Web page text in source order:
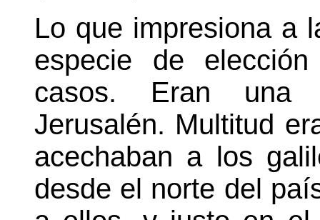
Lo que impresiona a
especie de
casos. Eran una
Jerusalén. Multitud
acechaban a los
desde el norte del